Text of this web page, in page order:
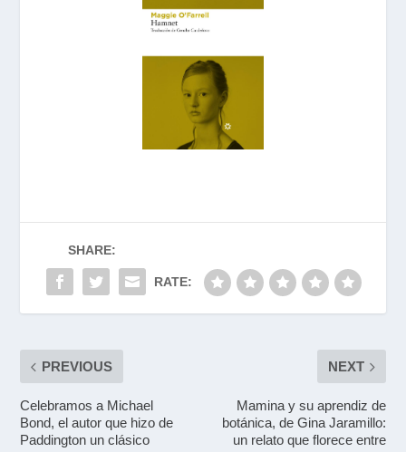
SHARE:
RATE:
PREVIOUS
Celebramos a Michael
Bond, el autor que hizo de
Paddington un clásico
NEXT
Mamina y su aprendiz de
botánica, de Gina Jaramillo:
un relato que florece entre